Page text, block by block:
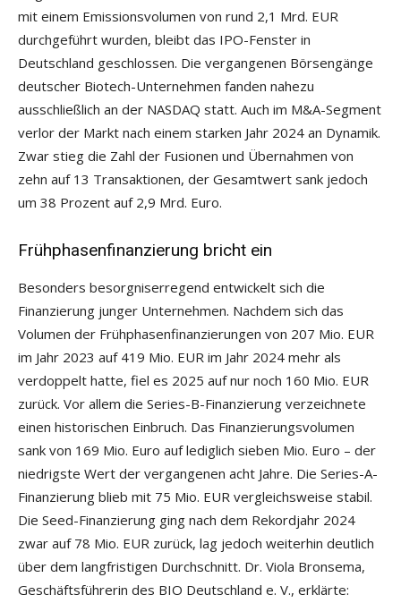
mit einem Emissionsvolumen von rund 2,1 Mrd. EUR
durchgeführt wurden, bleibt das IPO-Fenster in
Deutschland geschlossen. Die vergangenen Börsengänge
deutscher Biotech-Unternehmen fanden nahezu
ausschließlich an der NASDAQ statt. Auch im M&A-Segment
verlor der Markt nach einem starken Jahr 2024 an Dynamik.
Zwar stieg die Zahl der Fusionen und Übernahmen von
zehn auf 13 Transaktionen, der Gesamtwert sank jedoch
um 38 Prozent auf 2,9 Mrd. Euro.
Frühphasenfinanzierung bricht ein
Besonders besorgniserregend entwickelt sich die
Finanzierung junger Unternehmen. Nachdem sich das
Volumen der Frühphasenfinanzierungen von 207 Mio. EUR
im Jahr 2023 auf 419 Mio. EUR im Jahr 2024 mehr als
verdoppelt hatte, fiel es 2025 auf nur noch 160 Mio. EUR
zurück. Vor allem die Series-B-Finanzierung verzeichnete
einen historischen Einbruch. Das Finanzierungsvolumen
sank von 169 Mio. Euro auf lediglich sieben Mio. Euro – der
niedrigste Wert der vergangenen acht Jahre. Die Series-A-
Finanzierung blieb mit 75 Mio. EUR vergleichsweise stabil.
Die Seed-Finanzierung ging nach dem Rekordjahr 2024
zwar auf 78 Mio. EUR zurück, lag jedoch weiterhin deutlich
über dem langfristigen Durchschnitt. Dr. Viola Bronsema,
Geschäftsführerin des BIO Deutschland e. V., erklärte: